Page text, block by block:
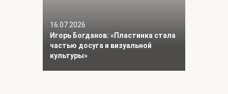
16.07.2026
Игорь Богданов: «Пластинка стала
частью досуга и визуальной
культуры»